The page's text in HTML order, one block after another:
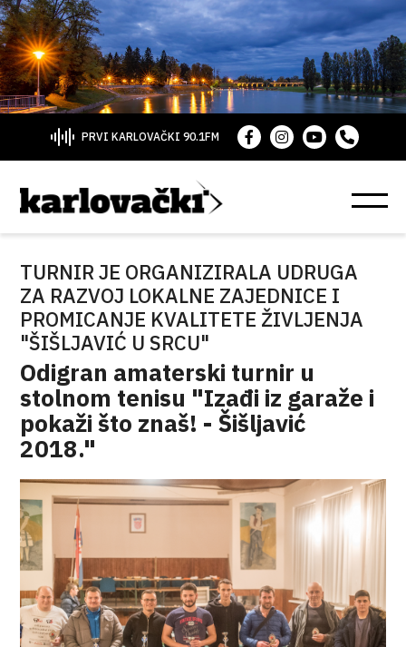
PRVI KARLOVAČKI 90.1FM
TURNIR JE ORGANIZIRALA UDRUGA
ZA RAZVOJ LOKALNE ZAJEDNICE I
PROMICANJE KVALITETE ŽIVLJENJA
"ŠIŠLJAVIĆ U SRCU"
Odigran amaterski turnir u
stolnom tenisu "Izađi iz garaže i
pokaži što znaš! - Šišljavić
2018."